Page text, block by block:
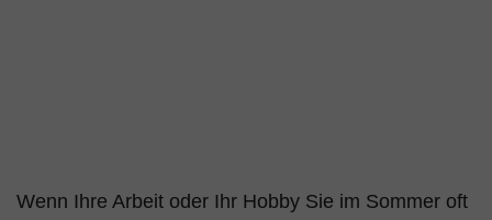
Wenn Ihre Arbeit oder Ihr Hobby Sie im Sommer oft